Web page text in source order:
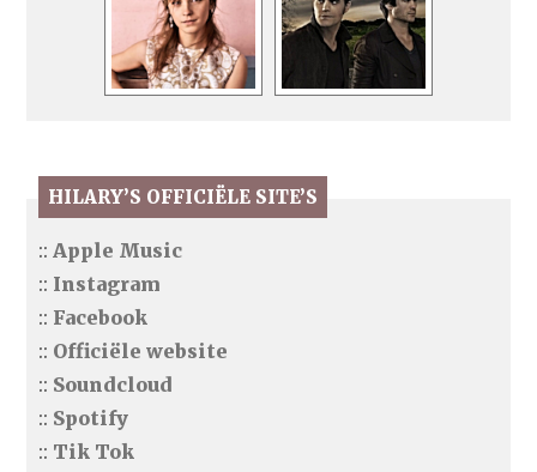
HILARY’S OFFICIËLE SITE’S
::Apple Music
:: Instagram
:: Facebook
:: Officiële website
:: Soundcloud
:: Spotify
:: Tik Tok